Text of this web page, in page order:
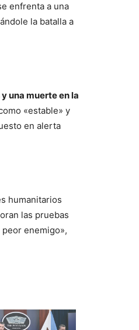
enfrenta a una
la batalla a
una muerte en la
«estable» y
en alerta
humanitarios
las pruebas
enemigo»,